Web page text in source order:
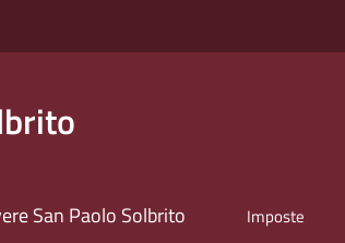
San Paolo Solbrito Imposte